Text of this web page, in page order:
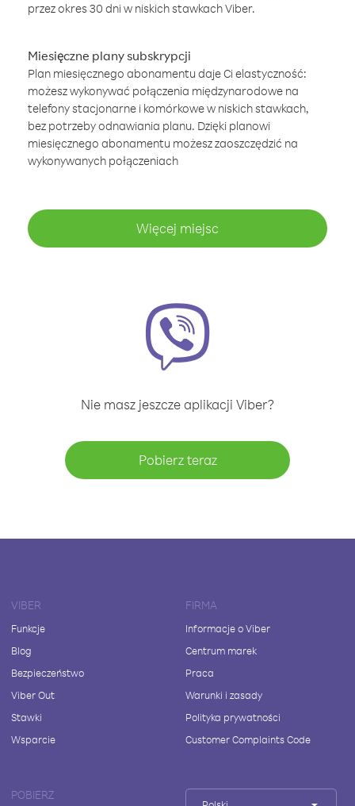
przez okres 30 dni w niskich stawkach Viber.
Miesięczne plany subskrypcji
Plan miesięcznego abonamentu daje Ci elastyczność:
możesz wykonywać połączenia międzynarodowe na
telefony stacjonarne i komórkowe w niskich stawkach,
bez potrzeby odnawiania planu. Dzięki planowi
miesięcznego abonamentu możesz zaoszczędzić na
wykonywanych połączeniach
Więcej miejsc
Nie masz jeszcze aplikacji Viber?
Pobierz teraz
VIBER
Funkcje
Blog
Bezpieczeństwo
Viber Out
Stawki
Wsparcie
FIRMA
Informacje o Viber
Centrum marek
Praca
Warunki i zasady
Polityka prywatności
Customer Complaints Code
POBIERZ